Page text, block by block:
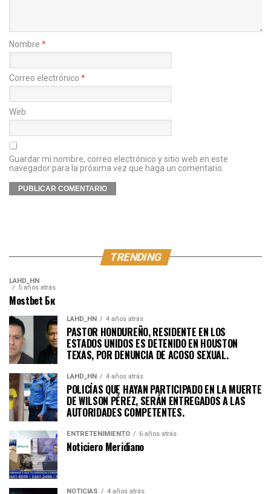
Nombre *
Correo electrónico *
Web
Guardar mi nombre, correo electrónico y sitio web en este
navegador para la próxima vez que haga un comentario.
TRENDING
LAHD_HN
5 años atrás
Mostbet Бк
LAHD_HN 4 años atrás
PASTOR HONDUREÑO, RESIDENTE EN LOS
ESTADOS UNIDOS ES DETENIDO EN HOUSTON
TEXAS, POR DENUNCIA DE ACOSO SEXUAL.
LAHD_HN 4 años atrás
POLICÍAS QUE HAYAN PARTICIPADO EN LA MUERTE
DE WILSON PÉREZ, SERÁN ENTREGADOS A LAS
AUTORIDADES COMPETENTES.
ENTRETENIMIENTO 6 años atrás
Noticiero Meridiano
NOTICIAS 4 años atrás